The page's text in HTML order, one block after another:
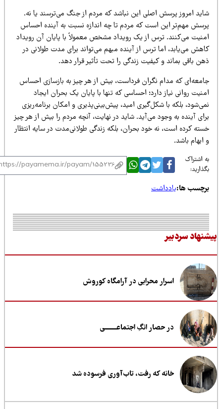
امروز پرسش اصلی این نباشد که مردم از جنگ می‌ترسند یا نه.
مهم‌تر این است که مردم تا چه اندازه نسبت به آینده احساس
می‌کنند. ترس از یک رویداد مشخص معمولاً با پایان آن رویداد
می‌یابد، اما ترس از آینده مبهم می‌تواند برای مدت طولانی در
باقی بماند و کیفیت زندگی را تحت تأثیر قرار دهد.
که مدام نگران فرداست، بیش از هر چیز به بازسازی احساس
روانی نیاز دارد؛ احساسی که تنها با پایان یک بحران ایجاد
بلکه با شکل‌گیری امید، پیش‌بینی‌پذیری و امکان برنامه‌ریزی
آینده به وجود می‌آید. شاید در نهایت، آنچه مردم را بیش از هر چیز
کرده است، نه خود بحران، بلکه زندگی طولانی‌مدت در سایه انتظار
باشد.
اشتراک
ها:یادداشت
سردبیر
اسرار محرابی در آرامگاه کوروش
در حصار انگِ اجتماعــــــــی
خانه که رفت، تاب‌آوری فرسوده شد